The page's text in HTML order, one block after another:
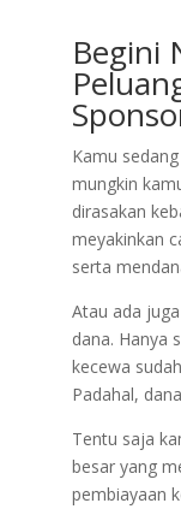
Begini
Kamu
mungkin
dirasakan
meyakinkan
serta
Atau ada
dana. Hanya
kecewa
Padahal,
Tentu saja
besar yang
pembiayaan